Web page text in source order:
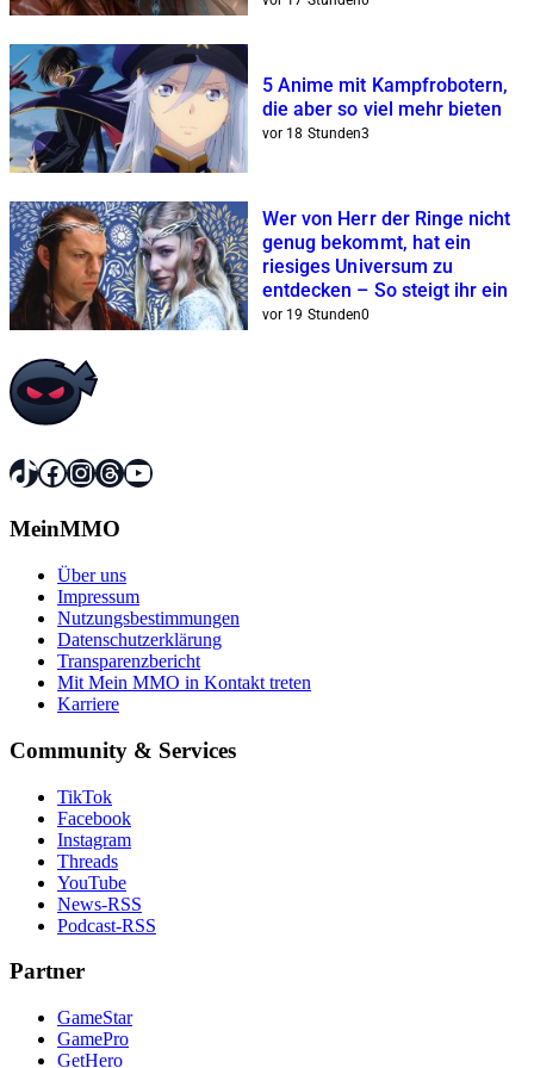
5 Anime mit Kampfrobotern,
die aber so viel mehr bieten
vor 18 Stunden3
Wer von Herr der Ringe nicht
genug bekommt, hat ein
riesiges Universum zu
entdecken – So steigt ihr ein
vor 19 Stunden0
TikTok
Facebook
Instagram
Threads
YouTube
MeinMMO
Über uns
Impressum
Nutzungsbestimmungen
Datenschutzerklärung
Transparenzbericht
Mit Mein MMO in Kontakt treten
Karriere
Community & Services
TikTok
Facebook
Instagram
Threads
YouTube
News-RSS
Podcast-RSS
Partner
GameStar
GamePro
GetHero